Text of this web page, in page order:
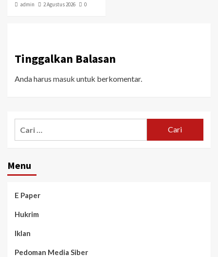
admin 2 Agustus 2026 0
Tinggalkan Balasan
Anda harus masuk untuk berkomentar.
Menu
E Paper
Hukrim
Iklan
Pedoman Media Siber